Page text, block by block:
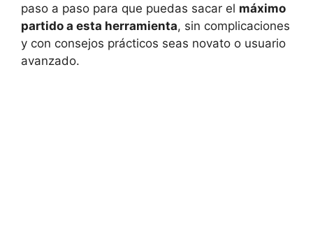
paso a paso para que puedas sacar el máximo
partido a esta herramienta, sin complicaciones
y con consejos prácticos seas novato o usuario
avanzado.